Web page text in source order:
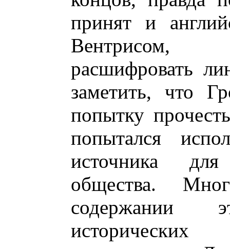
принят и
Вентрисом,
расшифровать
заметить, что
попытку
попытался
источника
общества.
содержании
исторических